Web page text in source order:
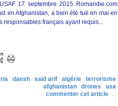
17 septembre 2015 Romandie.com
en Afghanistan, a bien été tué en mai en
responsables français ayant requis...
daesh saïd arif algérie
terrorisme
afghanistan
drones
usa
commenter cet article …